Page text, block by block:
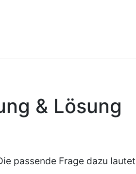
& Lösung
passende Frage dazu lautet